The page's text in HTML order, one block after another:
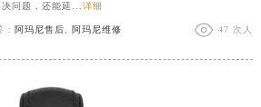
问题，还能延...详细
：阿玛尼售后 ,阿玛尼维修 47 次人